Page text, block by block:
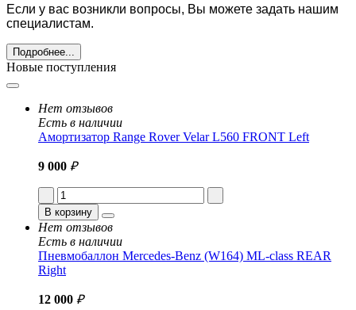
Если у вас возникли вопросы, Вы можете задать нашим
специалистам.
Подробнее...
Новые поступления
Нет отзывов
Есть в наличии
Амортизатор Range Rover Velar L560 FRONT Left
9 000 ₽
В корзину
Нет отзывов
Есть в наличии
Пневмобаллон Mercedes-Benz (W164) ML-class REAR
Right
12 000 ₽